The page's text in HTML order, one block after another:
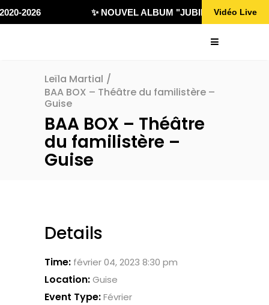
2026 ✨ NOUVEL ALBUM "JUBILÄ 432"Vidéo Live
Leïla Martial /
BAA BOX – Théâtre du familistère –
Guise
BAA BOX – Théâtre
du familistère –
Guise
Details
Time: février 04, 2023 8:30 pm
Location:Guise
Event Type:Février